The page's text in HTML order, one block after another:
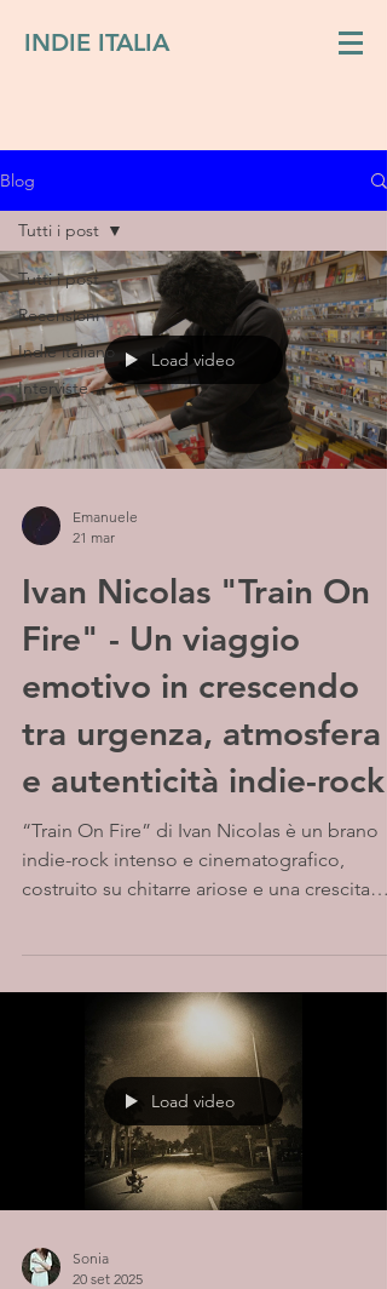
INDIE ITALIA
Blog
Tutti i post
Recensioni
Indie italiano
Interviste
Tutti i post
Load video
Emanuele
21 mar
Ivan Nicolas "Train On
Fire" - Un viaggio
emotivo in crescendo
tra urgenza, atmosfera
e autenticità indie-rock
“Train On Fire” di Ivan Nicolas è un brano
indie-rock intenso e cinematografico,
costruito su chitarre ariose e una crescita
centro una voce calda e autentica. Un
coinvolgente, essenziale ma d’impatto.
Load video
Sonia
20 set 2025